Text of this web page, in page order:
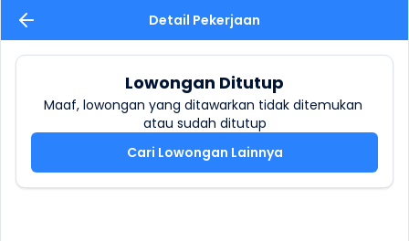
Detail Pekerjaan
Lowongan Ditutup
Maaf, lowongan yang ditawarkan tidak ditemukan
atau sudah ditutup
Cari Lowongan Lainnya